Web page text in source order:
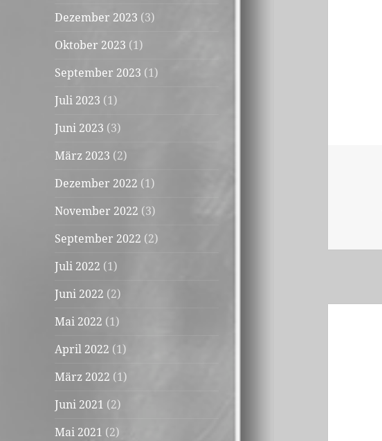
Dezember 2023 (3)
Oktober 2023 (1)
September 2023 (1)
Juli 2023 (1)
Juni 2023 (3)
März 2023 (2)
Dezember 2022 (1)
November 2022 (3)
September 2022 (2)
Juli 2022 (1)
Juni 2022 (2)
Mai 2022 (1)
April 2022 (1)
März 2022 (1)
Juni 2021 (2)
Mai 2021 (2)